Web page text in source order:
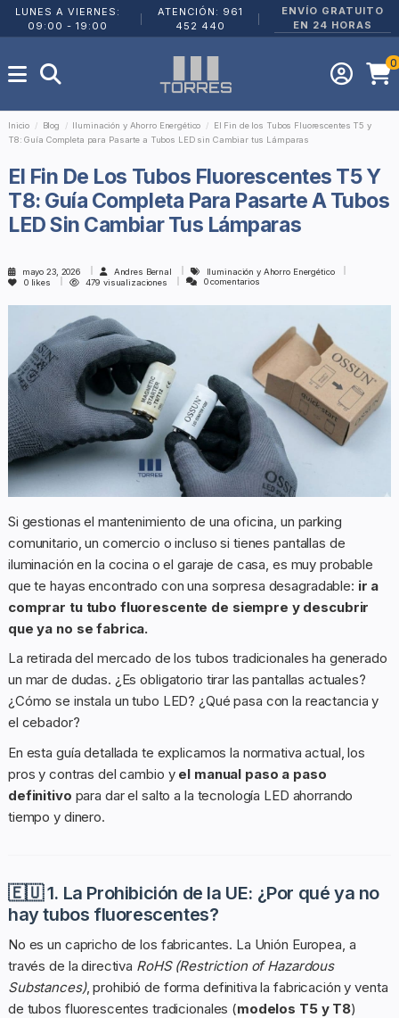
LUNES A VIERNES:
09:00 - 19:00
ATENCIÓN: 961
452 440
ENVÍO GRATUITO
EN 24 HORAS
0
Inicio Blog Iluminación y Ahorro Energético
El Fin de los Tubos Fluorescentes T5 y
T8: Guía Completa para Pasarte a Tubos LED sin Cambiar tus Lámparas
El Fin De Los Tubos Fluorescentes T5 Y
T8: Guía Completa Para Pasarte A Tubos
LED Sin Cambiar Tus Lámparas
mayo 23, 2026 Andres Bernal
Iluminación y Ahorro Energético
0 likes 479 visualizaciones 0 comentarios
Si gestionas el mantenimiento de una oficina, un parking
comunitario, un comercio o incluso si tienes pantallas de
iluminación en la cocina o el garaje de casa, es muy probable
que te hayas encontrado con una sorpresa desagradable: ir a
comprar tu tubo fluorescente de siempre y descubrir
que ya no se fabrica.
La retirada del mercado de los tubos tradicionales ha generado
un mar de dudas. ¿Es obligatorio tirar las pantallas actuales?
¿Cómo se instala un tubo LED? ¿Qué pasa con la reactancia y
el cebador?
En esta guía detallada te explicamos la normativa actual, los
pros y contras del cambio y el manual paso a paso
definitivo para dar el salto a la tecnología LED ahorrando
tiempo y dinero.
🇪🇺 1. La Prohibición de la UE: ¿Por qué ya no
hay tubos fluorescentes?
No es un capricho de los fabricantes. La Unión Europea, a
través de la directiva RoHS (Restriction of Hazardous
Substances), prohibió de forma definitiva la fabricación y venta
de tubos fluorescentes tradicionales (modelos T5 y T8)